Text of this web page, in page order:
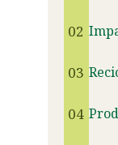
02
03
04